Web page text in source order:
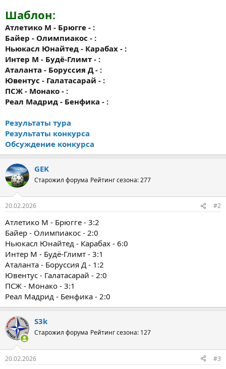
Шаблон:
Атлетико М - Брюгге - :
Байер - Олимпиакос - :
Ньюкасл Юнайтед - Карабах - :
Интер М - Будё-Глимт - :
Аталанта - Боруссия Д - :
Ювентус - Галатасарай - :
ПСЖ - Монако - :
Реал Мадрид - Бенфика - :
Результаты тура
Результаты конкурса
Обсуждение конкурса
GEK
Старожил форума Рейтинг сезона: 277
20.02.2026 #2
Атлетико М - Брюгге - 3:2
Байер - Олимпиакос - 2:0
Ньюкасл Юнайтед - Карабах - 6:0
Интер М - Будё-Глимт - 3:1
Аталанта - Боруссия Д - 1:2
Ювентус - Галатасарай - 2:0
ПСЖ - Монако - 3:1
Реал Мадрид - Бенфика - 2:0
S3k
Старожил форума Рейтинг сезона: 127
20.02.2026 #3